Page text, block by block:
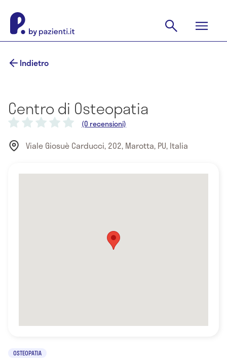
Indietro
Centro di Osteopatia
(0 recensioni)
Viale Giosuè Carducci, 202, Marotta, PU, Italia
OSTEOPATIA